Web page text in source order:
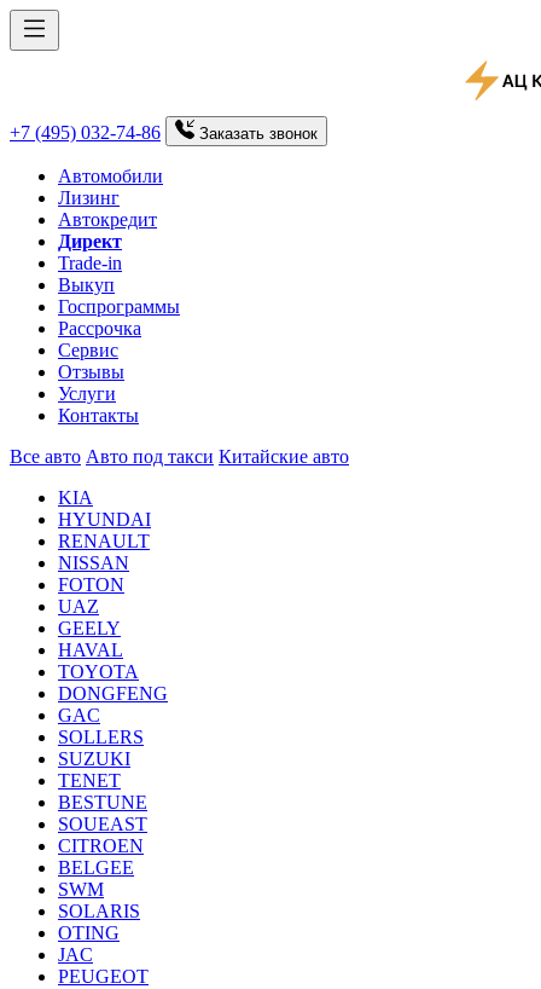
+7 (495) 032-74-86 Заказать звонок
Автомобили
Лизинг
Автокредит
Директ
Trade-in
Выкуп
Госпрограммы
Рассрочка
Сервис
Отзывы
Услуги
Контакты
Все авто Авто под такси Китайские авто
KIA
HYUNDAI
RENAULT
NISSAN
FOTON
UAZ
GEELY
HAVAL
TOYOTA
DONGFENG
GAC
SOLLERS
SUZUKI
TENET
BESTUNE
SOUEAST
CITROEN
BELGEE
SWM
SOLARIS
OTING
JAC
PEUGEOT